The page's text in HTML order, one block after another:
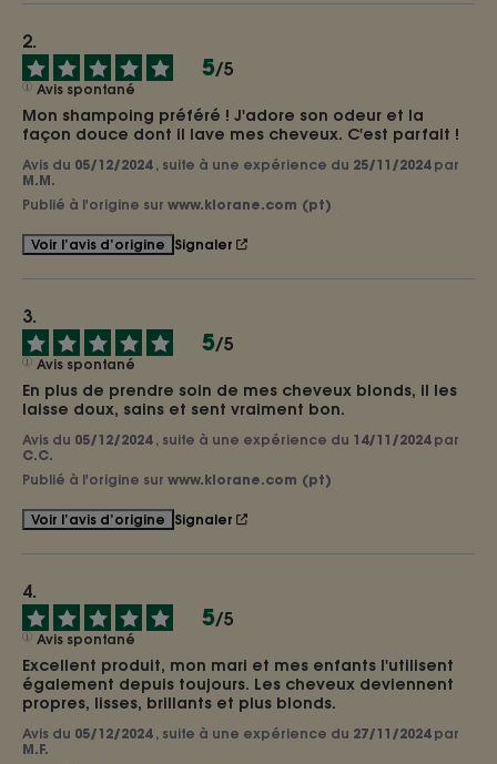
5/5
Avis spontané
Mon shampoing préféré ! J'adore son odeur et la
façon douce dont il lave mes cheveux. C'est parfait !
Avis du 05/12/2024 , suite à une expérience du 25/11/2024 par
M.M.
Publié à l'origine sur www.klorane.com (pt)
Voir l’avis d’origine Signaler
5/5
Avis spontané
En plus de prendre soin de mes cheveux blonds, il les
laisse doux, sains et sent vraiment bon.
Avis du 05/12/2024 , suite à une expérience du 14/11/2024 par
C.C.
Publié à l'origine sur www.klorane.com (pt)
Voir l’avis d’origine Signaler
5/5
Avis spontané
Excellent produit, mon mari et mes enfants l'utilisent
également depuis toujours. Les cheveux deviennent
propres, lisses, brillants et plus blonds.
Avis du 05/12/2024 , suite à une expérience du 27/11/2024 par
M.F.